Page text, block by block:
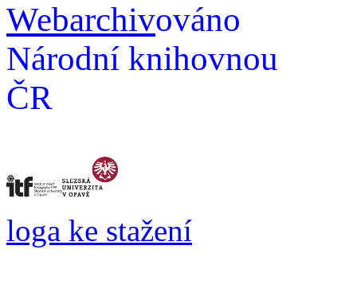
Webarchivováno
Národní knihovnou
ČR
loga ke stažení